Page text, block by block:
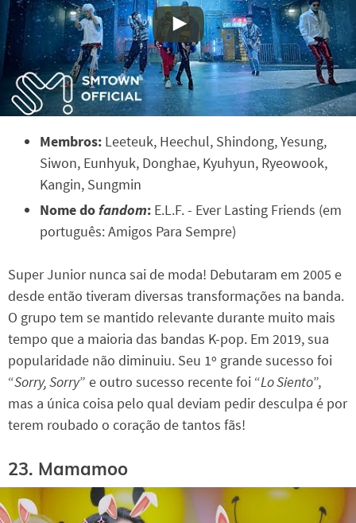
Membros: Leeteuk, Heechul, Shindong, Yesung,
Siwon, Eunhyuk, Donghae, Kyuhyun, Ryeowook,
Kangin, Sungmin
Nome dofandom: E.L.F. - Ever Lasting Friends (em
português: Amigos Para Sempre)
Super Junior nunca sai de moda! Debutaram em 2005 e
desde então tiveram diversas transformações na banda.
O grupo tem se mantido relevante durante muito mais
tempo que a maioria das bandas K-pop. Em 2019, sua
popularidade não diminuiu. Seu 1º grande sucesso foi
“Sorry, Sorry” e outro sucesso recente foi “Lo Siento”,
mas a única coisa pelo qual deviam pedir desculpa é por
terem roubado o coração de tantos fãs!
23. Mamamoo